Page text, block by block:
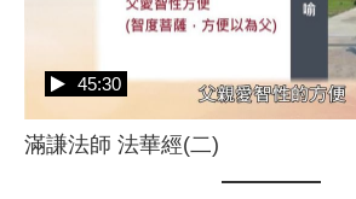
滿謙法師 法華經(二)
45:30